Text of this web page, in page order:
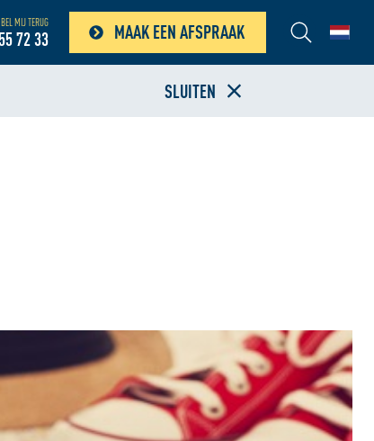
BEL MIJ TERUG
72 33 MAAK EEN AFSPRAAK
SLUITEN